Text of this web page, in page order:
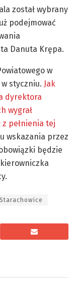
został wybrany
podejmować
Danuta Krępa.
w
styczniu. Jak
dyrektora
wygrał
pełnienia tej
wskazania przez
będzie